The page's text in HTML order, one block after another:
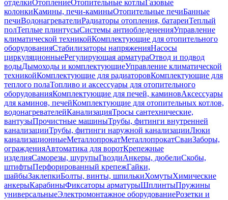
отделкиОтоплениеОтопительные котлыГазовые
колонкиКамины, печи-каминыОтопительные печиБанные
печиВодонагревателиРадиаторы отопления, батареиТеплый
полТеплые плинтусыСистемы антиобледененияУправление
климатической техникойКомплектующие для отопительного
оборудованияСтабилизаторы напряженияНасосы
циркуляционныеРегулирующая арматураОтвод и подвод
водыДымоходы и комплектующиеУправление климатической
техникойКомплектующие для радиаторовКомплектующие для
теплого полаТопливо и аксессуары для отопительного
оборудованияКомплектующие для печей, каминовАксессуары
для каминов, печейКомплектующие для отопительных котлов,
водонагревателейКанализацияТросы сантехнические,
вантузыПрочистные машиныТрубы, фитинги внутренней
канализацииТрубы, фитинги наружной канализацииЛюки
канализационныеМеталлопрокатМеталлопрокатСваиЗаборы,
огражденияАвтоматика для воротКрепежные
изделияСаморезы, шурупыГвоздиАнкеры, дюбелиСкобы,
штифтыПерфорированный крепежГайки,
шайбыЗаклепкиБолты, винты, шпилькиХомутыХимические
анкерыКарабиныФиксаторы арматурыШплинтыПружины
универсальныеЭлектромонтажное оборудованиеРозетки и